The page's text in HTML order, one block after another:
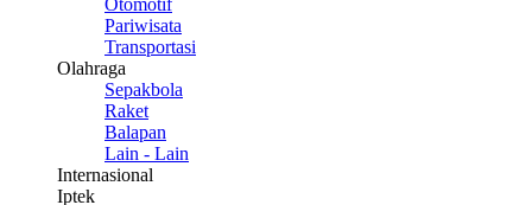
Otomotif
Pariwisata
Transportasi
Olahraga
Sepakbola
Raket
Balapan
Lain - Lain
Internasional
Iptek